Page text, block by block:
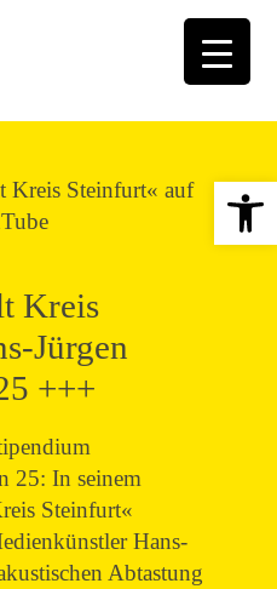
Kreis
Jürgen
+++
25: In seinem
Steinfurt«
Hans-
Abtastung